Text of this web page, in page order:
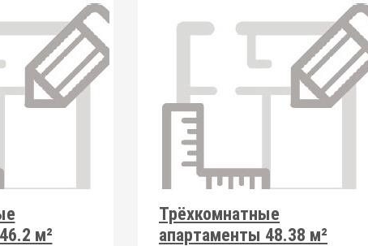
м²
Трёхкомнатные
апартаменты 48.38 м²